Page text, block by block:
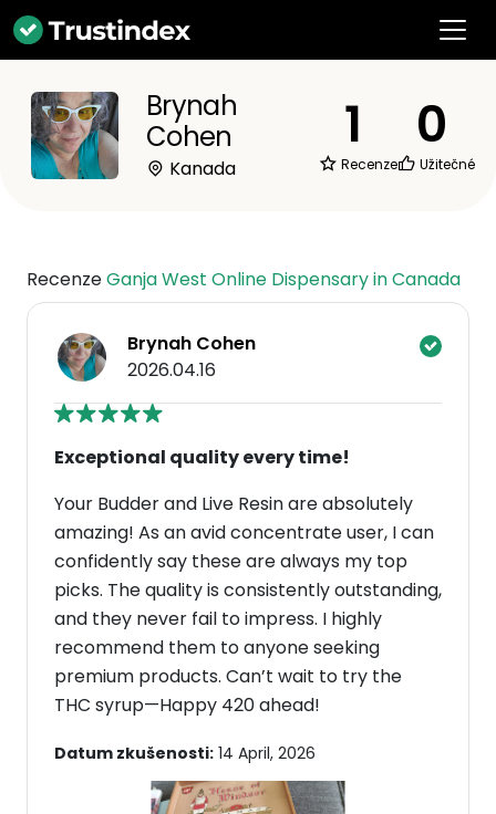
Brynah
Cohen
Kanada
1
Recenze
0
Užitečné
RecenzeGanja West Online Dispensary in Canada
Brynah Cohen
2026.04.16
Exceptional quality every time!
Your Budder and Live Resin are absolutely
amazing! As an avid concentrate user, I can
confidently say these are always my top
picks. The quality is consistently outstanding,
and they never fail to impress. I highly
recommend them to anyone seeking
premium products. Can’t wait to try the
THC syrup—Happy 420 ahead!
Datum zkušenosti: 14 April, 2026